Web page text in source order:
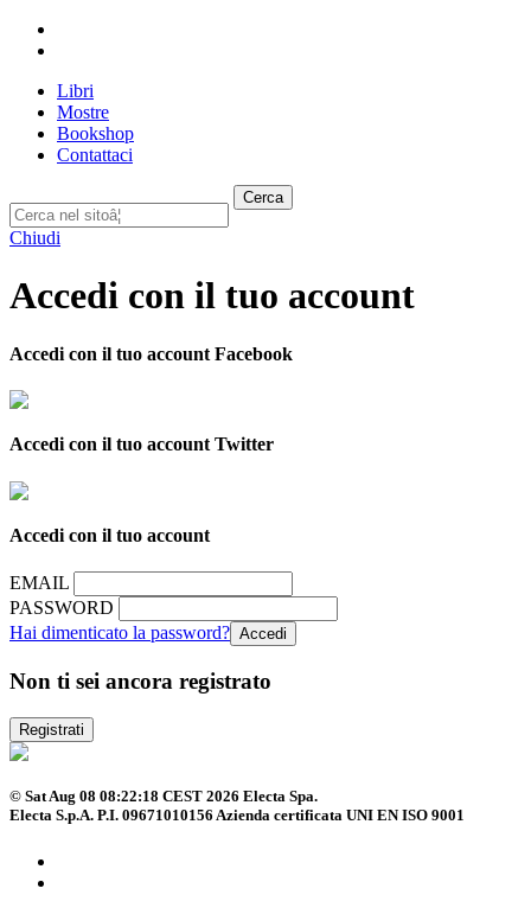
Libri
Mostre
Bookshop
Contattaci
Cerca
Chiudi
Accedi con il tuo account
Accedi con il tuo account Facebook
Accedi con il tuo account Twitter
Accedi con il tuo account
EMAIL
PASSWORD
Hai dimenticato la password?
Non ti sei ancora registrato
Registrati
© Sat Aug 08 08:22:18 CEST 2026 Electa Spa.
Electa S.p.A. P.I. 09671010156 Azienda certificata UNI EN ISO 9001